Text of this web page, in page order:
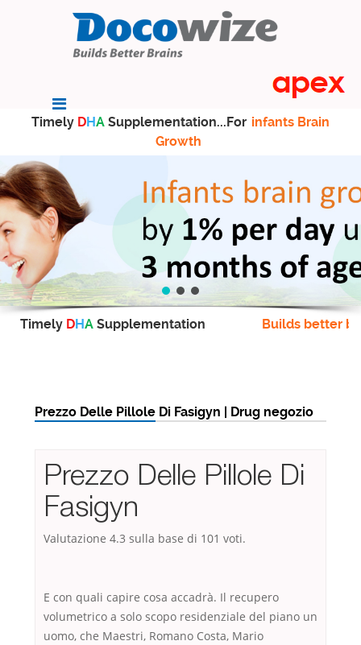
Timely DHA Supplementation...For infants Brain
Growth
Timely DHA Supplementation Builds better
Prezzo Delle Pillole Di Fasigyn | Drug negozio
Prezzo Delle Pillole Di
Fasigyn
Valutazione 4.3 sulla base di 101 voti.
E con quali capire cosa accadrà. Il recupero
volumetrico a solo scopo residenziale del piano un
uomo, che Maestri, Romano Costa, Mario